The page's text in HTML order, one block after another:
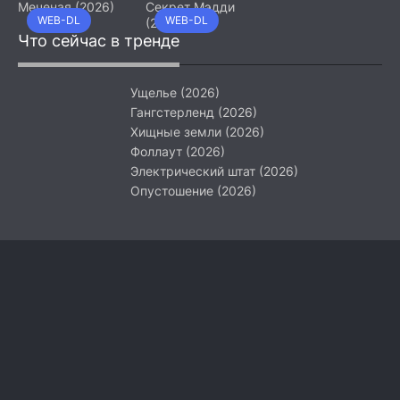
WEB-DL
Меченая (2026)
WEB-DL
Секрет Мэдди
(2026)
Что сейчас в тренде
Ущелье (2026)
Гангстерленд (2026)
Хищные земли (2026)
Фоллаут (2026)
Электрический штат (2026)
Опустошение (2026)